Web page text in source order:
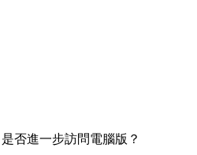
否進一步訪問電腦版？